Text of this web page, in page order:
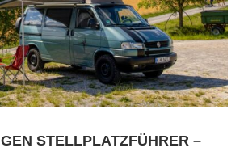
STELLPLATZFÜHRER –